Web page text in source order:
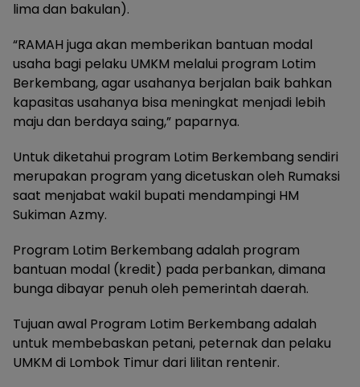
lima dan bakulan).
“RAMAH juga akan memberikan bantuan modal
usaha bagi pelaku UMKM melalui program Lotim
Berkembang, agar usahanya berjalan baik bahkan
kapasitas usahanya bisa meningkat menjadi lebih
maju dan berdaya saing,” paparnya.
Untuk diketahui program Lotim Berkembang sendiri
merupakan program yang dicetuskan oleh Rumaksi
saat menjabat wakil bupati mendampingi HM
Sukiman Azmy.
Program Lotim Berkembang adalah program
bantuan modal (kredit) pada perbankan, dimana
bunga dibayar penuh oleh pemerintah daerah.
Tujuan awal Program Lotim Berkembang adalah
untuk membebaskan petani, peternak dan pelaku
UMKM di Lombok Timur dari lilitan rentenir.